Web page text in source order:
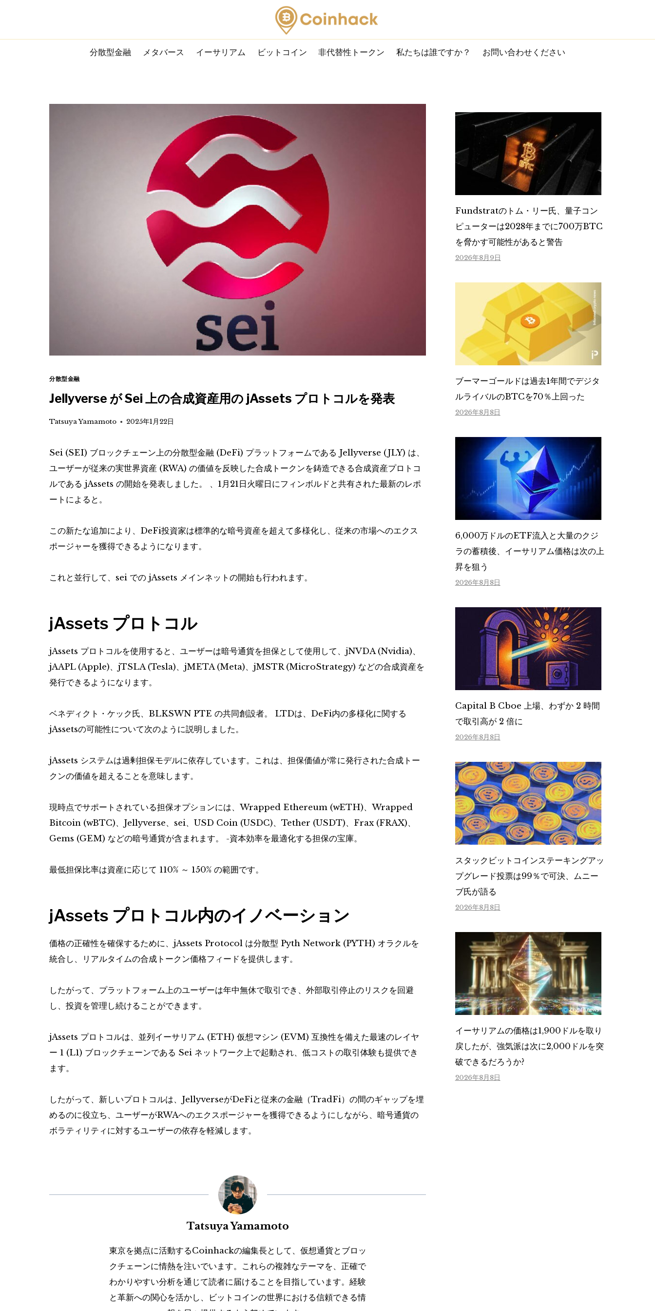
content
分散型金融 メタバース イーサリアム ビットコイン 非代替性トークン 私たちは誰ですか？ お問い合わせください
分散型金融
Jellyverse が Sei 上の合成資産用の jAssets プロトコルを発表
Tatsuya Yamamoto 2025年1月22日
Sei (SEI) ブロックチェーン上の分散型金融 (DeFi) プラットフォームである Jellyverse (JLY) は、
ユーザーが従来の実世界資産 (RWA) の価値を反映した合成トークンを鋳造できる合成資産プロトコ
ルである jAssets の開始を発表しました。 、1月21日火曜日にフィンボルドと共有された最新のレポ
ートによると。
この新たな追加により、DeFi投資家は標準的な暗号資産を超えて多様化し、従来の市場へのエクス
ポージャーを獲得できるようになります。
これと並行して、sei での jAssets メインネットの開始も行われます。
jAssets プロトコル
jAssets プロトコルを使用すると、ユーザーは暗号通貨を担保として使用して、jNVDA (Nvidia)、
jAAPL (Apple)、jTSLA (Tesla)、jMETA (Meta)、jMSTR (MicroStrategy) などの合成資産を
発行できるようになります。
ベネディクト・ケック氏、BLKSWN PTE の共同創設者。 LTDは、DeFi内の多様化に関する
jAssetsの可能性について次のように説明しました。
jAssets システムは過剰担保モデルに依存しています。これは、担保価値が常に発行された合成トー
クンの価値を超えることを意味します。
現時点でサポートされている担保オプションには、Wrapped Ethereum (wETH)、Wrapped
Bitcoin (wBTC)、Jellyverse、sei、USD Coin (USDC)、Tether (USDT)、Frax (FRAX)、
Gems (GEM) などの暗号通貨が含まれます。 -資本効率を最適化する担保の宝庫。
最低担保比率は資産に応じて 110% ～ 150% の範囲です。
jAssets プロトコル内のイノベーション
価格の正確性を確保するために、jAssets Protocol は分散型 Pyth Network (PYTH) オラクルを
統合し、リアルタイムの合成トークン価格フィードを提供します。
したがって、プラットフォーム上のユーザーは年中無休で取引でき、外部取引停止のリスクを回避
し、投資を管理し続けることができます。
jAssets プロトコルは、並列イーサリアム (ETH) 仮想マシン (EVM) 互換性を備えた最速のレイヤ
ー 1 (L1) ブロックチェーンである Sei ネットワーク上で起動され、低コストの取引体験も提供でき
ます。
したがって、新しいプロトコルは、JellyverseがDeFiと従来の金融（TradFi）の間のギャップを埋
めるのに役立ち、ユーザーがRWAへのエクスポージャーを獲得できるようにしながら、暗号通貨の
ボラティリティに対するユーザーの依存を軽減します。
Tatsuya Yamamoto
東京を拠点に活動するCoinhackの編集長として、仮想通貨とブロッ
クチェーンに情熱を注いでいます。これらの複雑なテーマを、正確で
わかりやすい分析を通じて読者に届けることを目指しています。経験
と革新への関心を活かし、ビットコインの世界における信頼できる情
Fundstratのトム・リー氏、量子コン
ピューターは2028年までに700万BTC
を脅かす可能性があると警告
2026年8月9日
ブーマーゴールドは過去1年間でデジタ
ルライバルのBTCを70％上回った
2026年8月8日
6,000万ドルのETF流入と大量のクジ
ラの蓄積後、イーサリアム価格は次の上
昇を狙う
2026年8月8日
Capital B Cboe 上場、わずか 2 時間
で取引高が 2 倍に
2026年8月8日
スタックビットコインステーキングアッ
プグレード投票は99％で可決、ムニー
ブ氏が語る
2026年8月8日
イーサリアムの価格は1,900ドルを取り
戻したが、強気派は次に2,000ドルを突
破できるだろうか?
2026年8月8日